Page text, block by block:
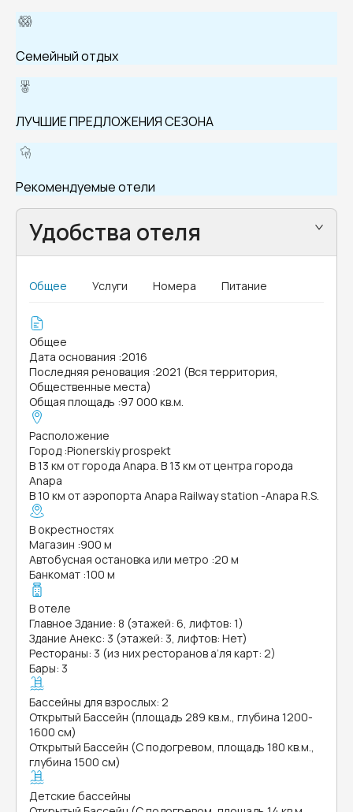
Семейный отдых
ЛУЧШИЕ ПРЕДЛОЖЕНИЯ СЕЗОНА
Рекомендуемые отели
Удобства отеля
Общее Услуги Номера Питание
Общее
Дата основания :2016
Последняя реновация :2021 (Вся территория,
Общественные места)
Общая площадь :97 000 кв.м.
Расположение
Город :Pionerskiy prospekt
В 13 км от города Anapa. В 13 км от центра города
Anapa
В 10 км от аэропорта Anapa Railway station -Anapa R.S.
В окрестностях
Магазин :900 м
Автобусная остановка или метро :20 м
Банкомат :100 м
В отеле
Главное Здание: 8 (этажей: 6, лифтов: 1)
Здание Анекс: 3 (этажей: 3, лифтов: Нет)
Рестораны: 3 (из них ресторанов а’ля карт: 2)
Бары: 3
Бассейны для взрослых: 2
Открытый Бассейн (площадь 289 кв.м., глубина 1200-
1600 см)
Открытый Бассейн (С подогревом, площадь 180 кв.м.,
глубина 1500 см)
Детские бассейны